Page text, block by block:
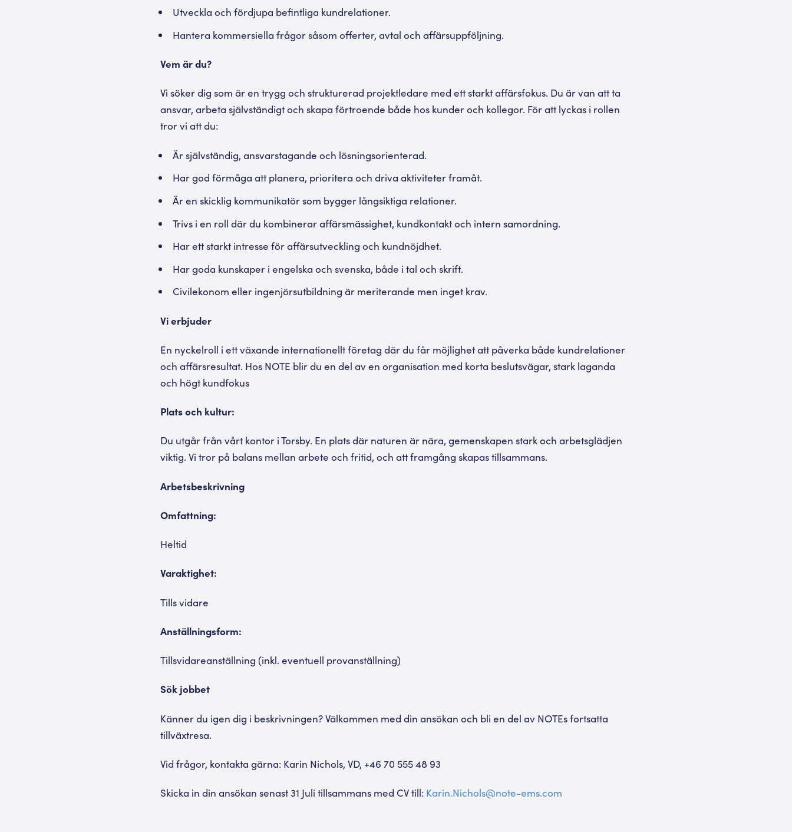
Utveckla och fördjupa befintliga kundrelationer.
Hantera kommersiella frågor såsom offerter, avtal och affärsuppföljning.
Vem är du?
Vi söker dig som är en trygg och strukturerad projektledare med ett starkt affärsfokus. Du är van att ta
ansvar, arbeta självständigt och skapa förtroende både hos kunder och kollegor. För att lyckas i rollen
tror vi att du:
Är självständig, ansvarstagande och lösningsorienterad.
Har god förmåga att planera, prioritera och driva aktiviteter framåt.
Är en skicklig kommunikatör som bygger långsiktiga relationer.
Trivs i en roll där du kombinerar affärsmässighet, kundkontakt och intern samordning.
Har ett starkt intresse för affärsutveckling och kundnöjdhet.
Har goda kunskaper i engelska och svenska, både i tal och skrift.
Civilekonom eller ingenjörsutbildning är meriterande men inget krav.
Vi erbjuder
En nyckelroll i ett växande internationellt företag där du får möjlighet att påverka både kundrelationer
och affärsresultat. Hos NOTE blir du en del av en organisation med korta beslutsvägar, stark laganda
och högt kundfokus
Plats och kultur:
Du utgår från vårt kontor i Torsby. En plats där naturen är nära, gemenskapen stark och arbetsglädjen
viktig. Vi tror på balans mellan arbete och fritid, och att framgång skapas tillsammans.
Arbetsbeskrivning
Omfattning:
Heltid
Varaktighet:
Tills vidare
Anställningsform:
Tillsvidareanställning (inkl. eventuell provanställning)
Sök jobbet
Känner du igen dig i beskrivningen? Välkommen med din ansökan och bli en del av NOTEs fortsatta
tillväxtresa.
Vid frågor, kontakta gärna: Karin Nichols, VD, +46 70 555 48 93
Skicka in din ansökan senast 31 Juli tillsammans med CV till: Karin.Nichols@note-ems.com